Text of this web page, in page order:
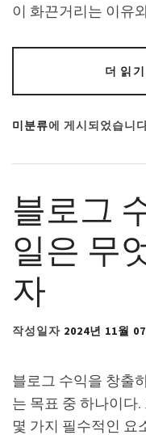
이 화끈거리는 이유
더 읽기
미분류에 게시되었습니
블로그
일은 무
자
작성일자 2024년 11월
블로그 수익을 창출
는 목표 중 하나이다
몇 가지 필수적인 요